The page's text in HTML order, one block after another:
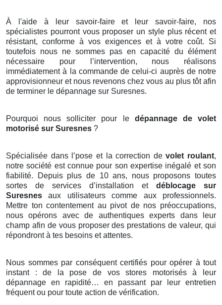
À l'aide à leur savoir-faire et leur savoir-faire, nos
spécialistes pourront vous proposer un style plus récent et
résistant, conforme à vos exigences et à votre coût. Si
toutefois nous ne sommes pas en capacité du élément
nécessaire pour l’intervention, nous réalisons
immédiatement à la commande de celui-ci auprès de notre
approvisionneur et nous revenons chez vous au plus tôt afin
de terminer le dépannage sur Suresnes.
Pourquoi nous solliciter pour le dépannage de volet
motorisé sur Suresnes ?
Spécialisée dans l’pose et la correction devolet roulant,
notre société est connue pour son expertise inégalé et son
fiabilité. Depuis plus de 10 ans, nous proposons toutes
sortes de services d’installation et déblocage sur
Suresnes aux utilisateurs comme aux professionnels.
Mettre ton contentement au pivot de nos préoccupations,
nous opérons avec de authentiques experts dans leur
champ afin de vous proposer des prestations de valeur, qui
répondront à tes besoins et attentes.
Nous sommes par conséquent certifiés pour opérer à tout
instant : de la pose de vos stores motorisés à leur
dépannage en rapidité… en passant par leur entretien
fréquent ou pour toute action de vérification.